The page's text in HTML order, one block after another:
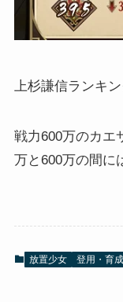
上杉謙信ランキン
戦力600万のカエ
万と600万の間に
放置少女 登用・育成